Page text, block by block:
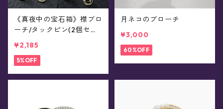
《真夜中の宝石箱》襟ブロ
ーチ/タックピン(2個セッ
¥2,185
5%OFF
月ネコのブローチ
¥3,000
60%OFF